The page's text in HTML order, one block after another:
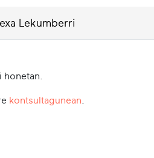
Lekumberri
kontsultagunean